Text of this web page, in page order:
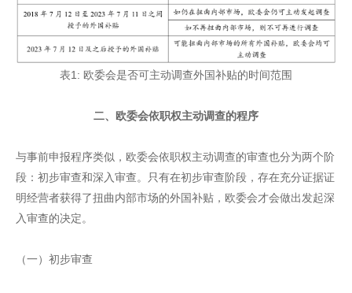
表1: 欧委会是否可主动调查外国补贴的时间范围
二、欧委会依职权主动调查的程序
与事前申报程序类似，欧委会依职权主动调查的审查也分为两个阶
段：初步审查和深入审查。只有在初步审查阶段，存在充分证据证
明经营者获得了扭曲内部市场的外国补贴，欧委会才会做出发起深
入审查的决定。
（一）初步审查